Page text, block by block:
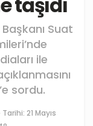
Suat
ile
sordu.
21 Mayıs